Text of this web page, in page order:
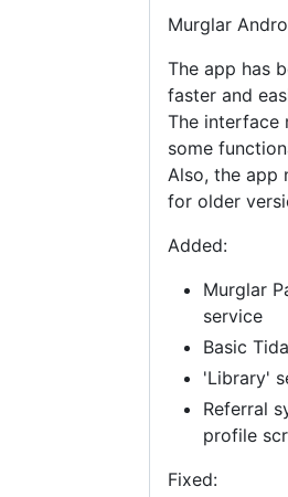
Murglar
The app has
faster and
The interface
some
Also, the app
for older
Added:
Murglar
service
Basic
'Library'
Referral
profile
Fixed: